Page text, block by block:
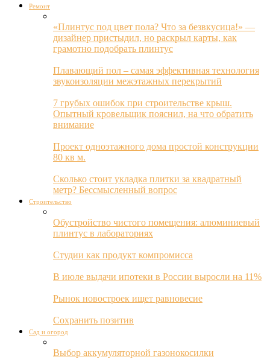
Ремонт
«Плинтус под цвет пола? Что за безвкусица!» —
дизайнер пристыдил, но раскрыл карты, как
грамотно подобрать плинтус
Плавающий пол – самая эффективная технология
звукоизоляции межэтажных перекрытий
7 грубых ошибок при строительстве крыш.
Опытный кровельщик пояснил, на что обратить
внимание
Проект одноэтажного дома простой конструкции
80 кв м.
Сколько стоит укладка плитки за квадратный
метр? Бессмысленный вопрос
Строительство
Обустройство чистого помещения: алюминиевый
плинтус в лабораториях
Студии как продукт компромисса
В июле выдачи ипотеки в России выросли на 11%
Рынок новостроек ищет равновесие
Сохранить позитив
Сад и огород
Выбор аккумуляторной газонокосилки